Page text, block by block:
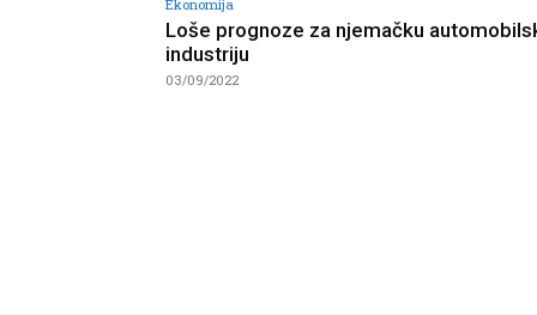
Ekonomija
Loše prognoze za njemačku
industriju
03/09/2022